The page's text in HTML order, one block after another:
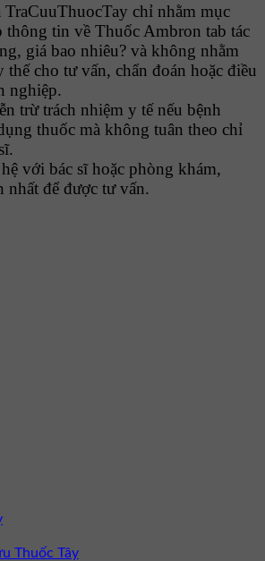
chỉ nhằm mục
thông tin về Thuốc Ambron tab tác
giá bao nhiêu? và không nhằm
thế cho tư vấn, chẩn đoán hoặc điều
nghiệp.
trừ trách nhiệm y tế nếu bệnh
thuốc mà không tuân theo chỉ
với bác sĩ hoặc phòng khám,
nhất để được tư vấn.
Thuốc Tây